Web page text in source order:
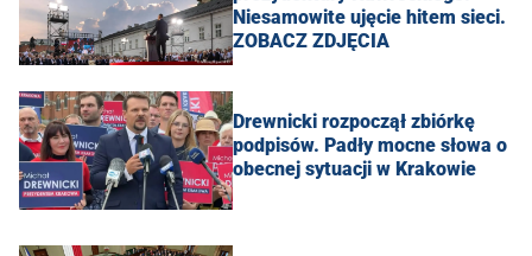
Niesamowite ujęcie hitem sieci.
ZOBACZ ZDJĘCIA
Drewnicki rozpoczął zbiórkę
podpisów. Padły mocne słowa o
obecnej sytuacji w Krakowie